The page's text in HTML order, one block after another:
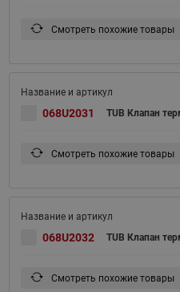
Смотреть похожие товары
068U2031 TUB Клапан
Смотреть похожие товары
068U2032 TUB Клапан
Смотреть похожие товары